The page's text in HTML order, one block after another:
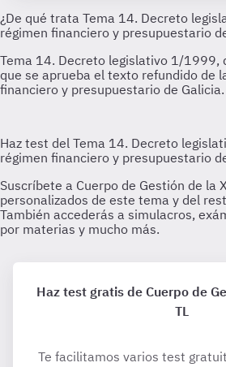
Haz test gratis de Cuerpo de
TL
Te facilitamos varios test